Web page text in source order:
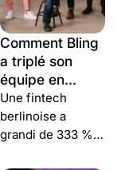
recrutement.
Comment Bling
a triplé son
équipe en
quatre mois
Une fintech
berlinoise a
grandi de 333 %